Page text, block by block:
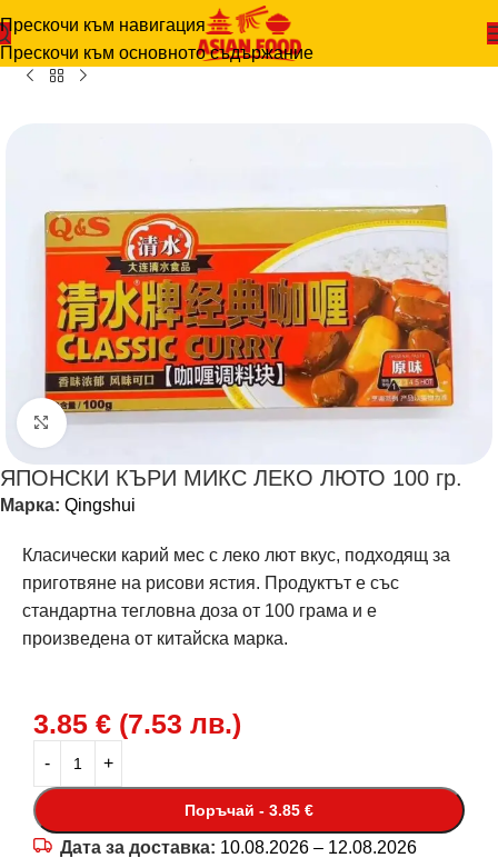
Прескочи към навигация
Прескочи към основното съдържание
-ПАСТИ -ЯПОНСКИ КЪРИ МИКС ЛЕКО ЛЮТО 100 гр.
Щракнете за уголемяване
ЯПОНСКИ КЪРИ МИКС ЛЕКО ЛЮТО 100 гр.
Марка: Qingshui
Класически карий мес с леко лют вкус, подходящ за
приготвяне на рисови ястия. Продуктът е със
стандартна тегловна доза от 100 грама и е
произведена от китайска марка.
3.85 € (7.53 лв.)
Поръчай - 3.85 €
Дата за доставка: 10.08.2026 – 12.08.2026